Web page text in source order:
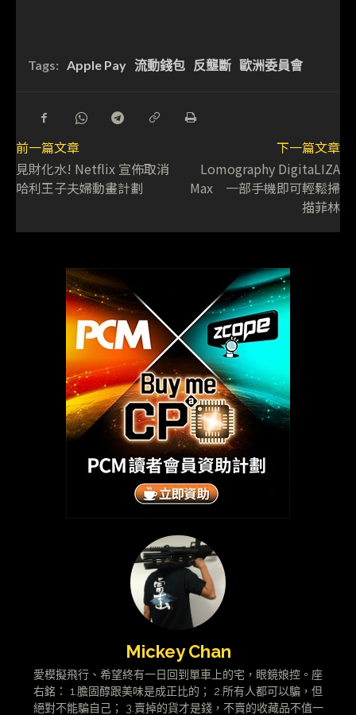
Tags: Apple Pay 流動錢包 反壟斷 歐洲委員會
前一篇文章
見財化水! Netflix 宣佈取消
哈利王子夫婦動畫計劃
下一篇文章
Lomography DigitaLIZA
Max 一部手機即可輕鬆掃
描菲林
Mickey Chan
愛模擬飛行、希望終有一日回到單車上的宅，眼鏡娘控。座
右銘： 1.膽固醇跟美味是成正比的； 2.所有人都可以騙，但
絕對不能騙自己； 3.賣掉的貨才是錢，不賣的收藏品不值一